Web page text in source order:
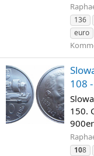
136
euro
108
150.
108